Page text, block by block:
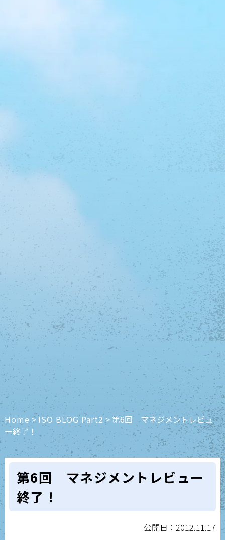
Home>ISO BLOG Part2> 第6回 マネジメントレビュ
ー終了！
第6回 マネジメントレビュー
終了！
公開日：2012.11.17